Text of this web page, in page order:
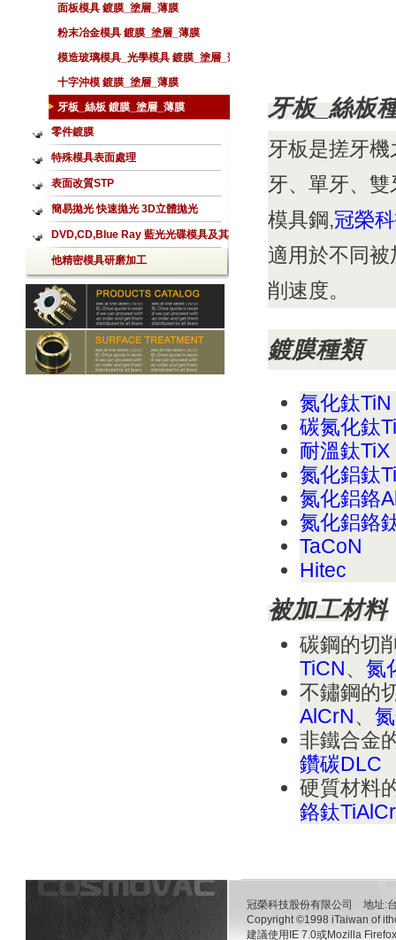
面板模具 鍍膜_塗層_薄膜
粉末冶金模具 鍍膜_塗層_薄膜
模造玻璃模具_光學模具 鍍膜_塗層_薄
膜
十字沖模 鍍膜_塗層_薄膜
牙板_絲板 鍍膜_塗層_薄膜
零件鍍膜
特殊模具表面處理
表面改質STP
簡易拋光 快速拋光 3D立體拋光
Aerolap噴射式拋光加工
DVD,CD,Blue Ray 藍光光碟模具及其
他精密模具研磨加工
牙板_絲板
牙板是搓牙
牙、單牙、
模具鋼,冠榮
適用於不同
削速度。
鍍膜種類
氮化鈦TiN
碳氮化鈦
耐溫鈦TiX
氮化鋁鈦
氮化鋁鉻
氮化鋁鉻
TaCoN
Hitec
被加工材料
碳鋼的切
TiCN、 氮
不鏽鋼的
AlCrN、
非鐵合金
鑽碳DLC
硬質材料
鉻鈦
冠榮科技股份有限公司 地址:
Copyright ©1998 iTaiwan of
建議使用IE 7.0或Mozilla